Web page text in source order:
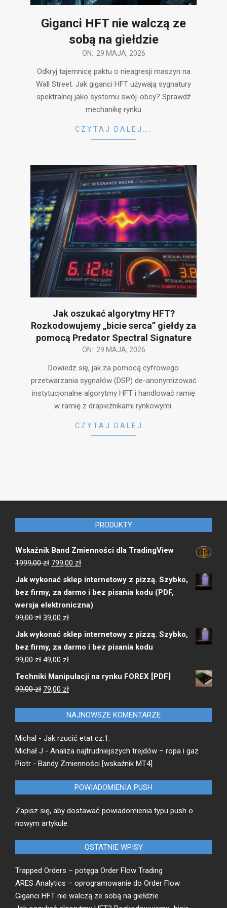
Giganci HFT nie walczą ze
sobą na giełdzie
ON: 29 MAJA, 2026
Odkryj tajemnicę paktu o nieagresji maszyn na
Wall Street. Jak giganci HFT używają sygnatury
spektralnej jako systemu swój-obcy? Sprawdź
mechanikę rynku
CZYTAJ DALEJ….
Jak oszukać algorytmy HFT?
Rozkodowujemy „bicie serca” giełdy za
pomocą Predator Spectral Signature
ON: 29 MAJA, 2026
Dowiedz się, jak za pomocą cyfrowego
przetwarzania sygnałów (DSP) de-anonymizować
instytucjonalne algorytmy HFT i handlować ramię
w ramię z drapieżnikami rynkowymi.
CZYTAJ DALEJ….
PRODUKTY
Wskaźnik Band Zmienności dla TradingView
1999,00zł Pierwotna
cena
wynosiła:
1999,00 zł.
799,00 złAktualna
cena
wynosi:
799,00 zł.
Jak wykonać sklep internetowy z pizzą. Szybko,
bez firmy, za darmo i bez pisania kodu (PDF,
wersja elektroniczna)
99,00zł Pierwotna
cena
wynosiła:
99,00 zł.
39,00 złAktualna
cena
wynosi:
Jak wykonać sklep internetowy z pizzą. Szybko,
bez firmy, za darmo i bez pisania kodu
99,00zł Pierwotna
cena
wynosiła:
49,00 złAktualna
cena
Techniki Manipulacji na rynku FOREX [PDF]
99,00zł Pierwotna
wynosiła:
79,00 złAktualna
wynosi:
NAJNOWSZE KOMENTARZE
Michal - Jak rzucić etat cz.1.
Michał J - Analiza najtrudniejszych trejdów – ropa i gaz
Piotr - Bandy Zmienności [wskaźnik MT4]
POWIADOMIENIA PUSH
Zapisz się, aby dostawać powiadomienia typu push o
nowym artykule
OSTATNIE WPISY
Trapped Orders – potęga Order Flow Trading
ARES Analytics – oprogramowanie do Order Flow
Giganci HFT nie walczą ze sobą na giełdzie